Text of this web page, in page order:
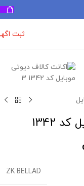
ثبت
1342
ZK BELLAD